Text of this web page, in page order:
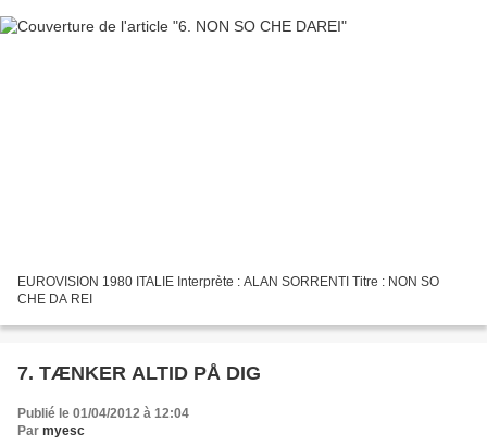
EUROVISION 1980 ITALIE Interprète : ALAN SORRENTI Titre : NON SO
CHE DA REI
7. TÆNKER ALTID PÅ DIG
Publié le 01/04/2012 à 12:04
Par myesc